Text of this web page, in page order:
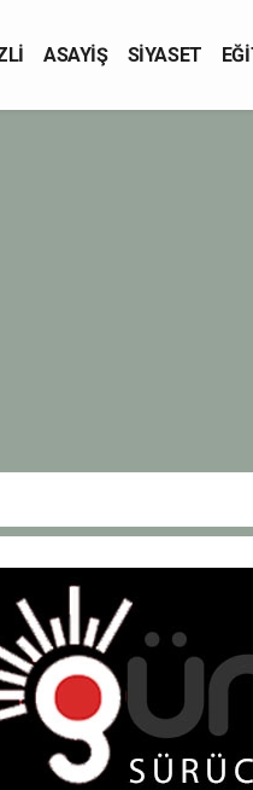
ASAYİŞ SİYASET